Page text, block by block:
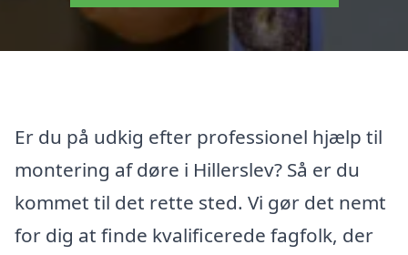
Er du på udkig efter professionel hjælp til
montering af døre i Hillerslev? Så er du
kommet til det rette sted. Vi gør det nemt
for dig at finde kvalificerede fagfolk, der